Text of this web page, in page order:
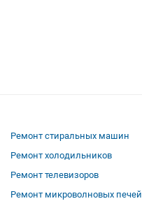
Ремонт стиральных машин
Ремонт холодильников
Ремонт телевизоров
Ремонт микроволновых печей